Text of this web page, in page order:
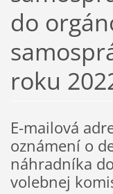
do
roku
E-mailová
oznámení o
náhradníka
volebnej